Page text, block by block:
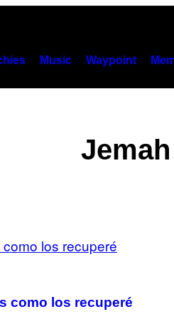
Music Waypoint
como los recuperé